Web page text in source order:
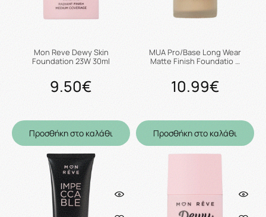
Mon Reve Dewy Skin
Foundation 23W 30ml
9.50€
Προσθήκη στο καλάθι
MUA Pro/Base Long Wear
Matte Finish Foundatio …
10.99€
Προσθήκη στο καλάθι